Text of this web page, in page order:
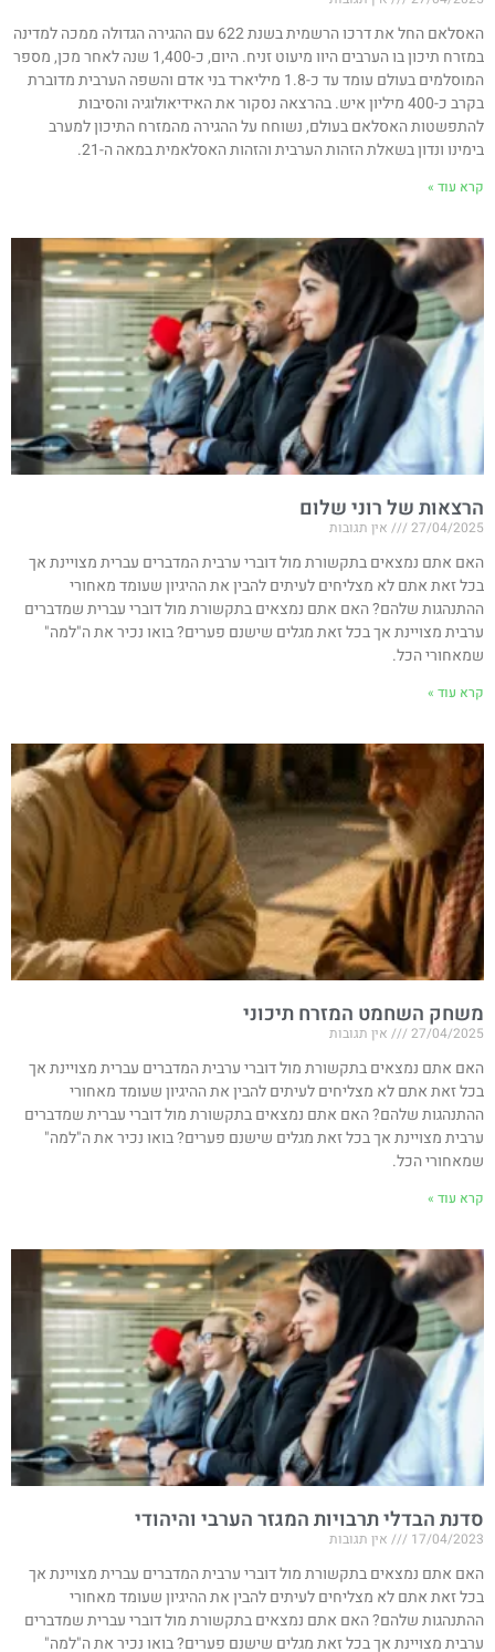
האסלאם החל את דרכו הרשמית בשנת 622 עם ההגירה הגדולה ממכה למדינה
במזרח תיכון בו הערבים היוו מיעוט זניח. היום, כ-1,400 שנה לאחר מכן, מספר
המוסלמים בעולם עומד עד כ-1.8 מיליארד בני אדם והשפה הערבית מדוברת
בקרב כ-400 מיליון איש. בהרצאה נסקור את האידיאולוגיה והסיבות
להתפשטות האסלאם בעולם, נשוחח על ההגירה מהמזרח התיכון למערב
בימינו ונדון בשאלת הזהות הערבית והזהות האסלאמית במאה ה-21.
קרא עוד »
הרצאות של רוני שלום
27/04/2025 אין תגובות
האם אתם נמצאים בתקשורת מול דוברי ערבית המדברים עברית מצויינת אך
בכל זאת אתם לא מצליחים לעיתים להבין את ההיגיון שעומד מאחורי
ההתנהגות שלהם? האם אתם נמצאים בתקשורת מול דוברי עברית שמדברים
ערבית מצויינת אך בכל זאת מגלים שישנם פערים? בואו נכיר את ה"למה"
שמאחורי הכל.
קרא עוד »
משחק השחמט המזרח תיכוני
27/04/2025 אין תגובות
האם אתם נמצאים בתקשורת מול דוברי ערבית המדברים עברית מצויינת אך
בכל זאת אתם לא מצליחים לעיתים להבין את ההיגיון שעומד מאחורי
ההתנהגות שלהם? האם אתם נמצאים בתקשורת מול דוברי עברית שמדברים
ערבית מצויינת אך בכל זאת מגלים שישנם פערים? בואו נכיר את ה"למה"
שמאחורי הכל.
קרא עוד »
סדנת הבדלי תרבויות המגזר הערבי והיהודי
17/04/2023 אין תגובות
האם אתם נמצאים בתקשורת מול דוברי ערבית המדברים עברית מצויינת אך
בכל זאת אתם לא מצליחים לעיתים להבין את ההיגיון שעומד מאחורי
ההתנהגות שלהם? האם אתם נמצאים בתקשורת מול דוברי עברית שמדברים
ערבית מצויינת אך בכל זאת מגלים שישנם פערים? בואו נכיר את ה"למה"